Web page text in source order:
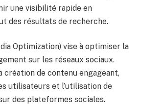
une visibilité rapide en
des résultats de recherche.
Optimization) vise à optimiser la
sur les réseaux sociaux.
création de contenu engageant,
utilisateurs et l’utilisation de
des plateformes sociales.